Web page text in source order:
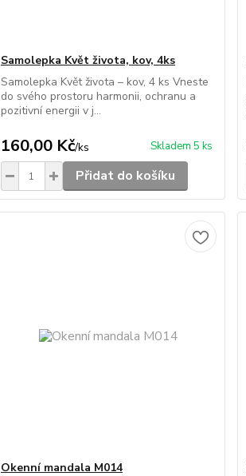
Samolepka Květ života, kov, 4ks
Samolepka Květ života – kov, 4 ks Vneste
do svého prostoru harmonii, ochranu a
pozitivní energii v j...
160,00 Kč/ks Skladem 5 ks
Přidat do košíku
Okenní mandala M014